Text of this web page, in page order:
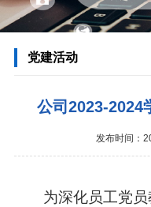
党建活动
公司2023-2024
发布时间：
为深化员工党